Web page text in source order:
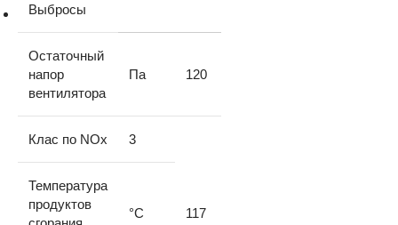
Выбросы
Остаточный
напор
вентилятора
Па 120
Клас по NOx 3
Температура
продуктов
°C 117